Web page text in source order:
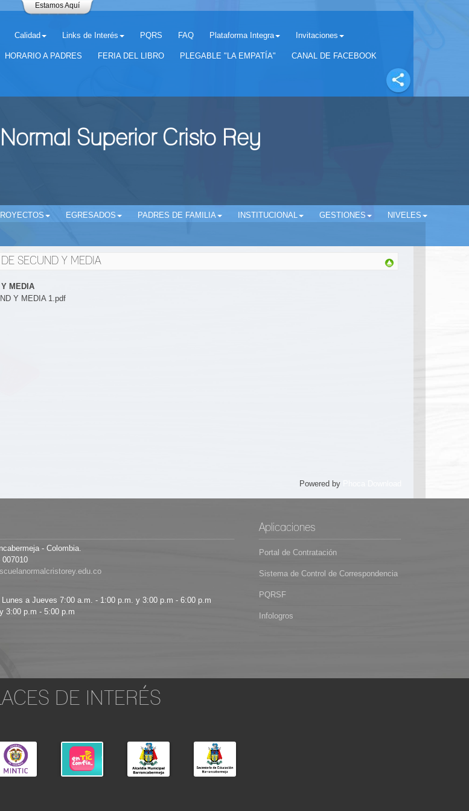
Estamos Aquí
Calidad Links de Interés PQRS FAQ Plataforma Integra Invitaciones
HORARIO A PADRES FERIA DEL LIBRO PLEGABLE "LA EMPATÍA" CANAL DE FACEBOOK
Superior Cristo Rey
EGRESADOS PADRES DE FAMILIA INSTITUCIONAL GESTIONES NIVELES
SECUND Y MEDIA
MEDIA
Y MEDIA 1.pdf
Powered by
- Colombia.
007010
a Jueves 7:00 a.m. - 1:00 p.m. y 3:00 p.m - 6:00 p.m
3:00 p.m - 5:00 p.m
Aplicaciones
Portal de Contratación
Sistema de Control de Correspondencia
PQRSF
Infologros
DE INTERÉS